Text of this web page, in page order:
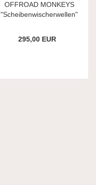
OFFROAD MONKEYS
"Scheibenwischerwellen"
295,00 EUR